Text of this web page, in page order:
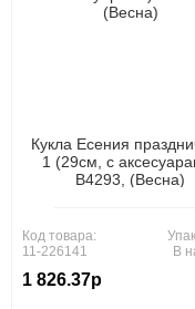
Кукла Есения
1 (29см, с
В4293, (Весна)
Код товара:
11-226141
1 826.37р
В